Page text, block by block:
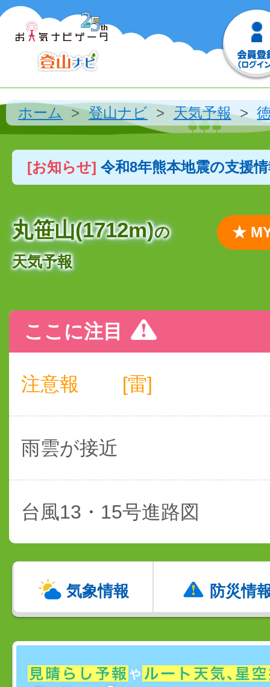
ホーム 登山ナビ 天気予報
[お知らせ] 令和8年熊本地震の支援
丸笹山(1712m)の
天気予報
★
ここに注目
注意報 [雷]
雨雲が接近
台風13・15号進路図
気象情報 防災情